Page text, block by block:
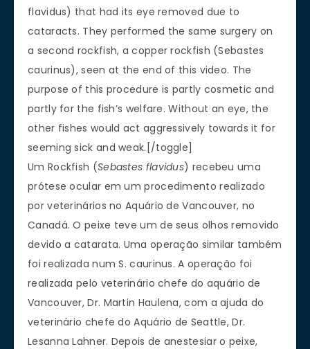
flavidus) that had its eye removed due to
cataracts. They performed the same surgery on
a second rockfish, a copper rockfish (Sebastes
caurinus), seen at the end of this video. The
purpose of this procedure is partly cosmetic and
partly for the fish’s welfare. Without an eye, the
other fishes would act aggressively towards it for
seeming sick and weak.[/toggle]
Um Rockfish (Sebastes flavidus) recebeu uma
prótese ocular em um procedimento realizado
por veterinários no Aquário de Vancouver, no
Canadá. O peixe teve um de seus olhos removido
devido a catarata. Uma operação similar também
foi realizada num S. caurinus. A operação foi
realizada pelo veterinário chefe do aquário de
Vancouver, Dr. Martin Haulena, com a ajuda do
veterinário chefe do Aquário de Seattle, Dr.
Lesanna Lahner. Depois de anestesiar o peixe,